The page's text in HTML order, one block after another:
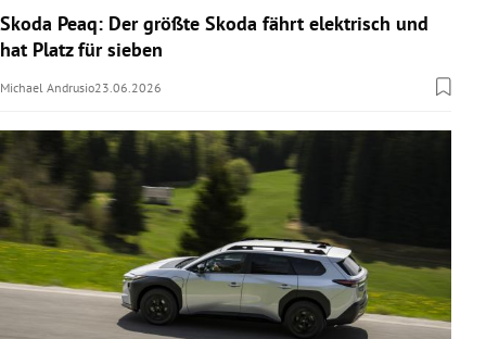
Skoda Peaq: Der größte Skoda fährt elektrisch und
hat Platz für sieben
Michael Andrusio23.06.2026